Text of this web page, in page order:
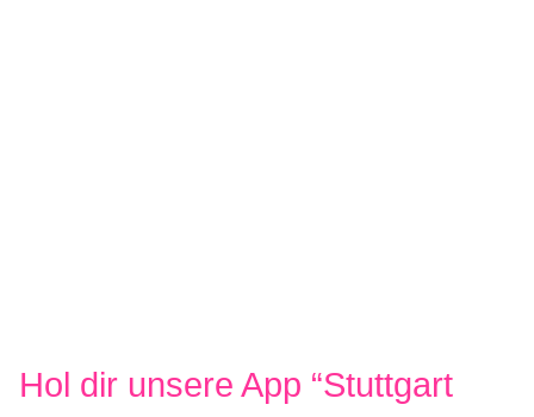
Hol dir unsere App “Stuttgart